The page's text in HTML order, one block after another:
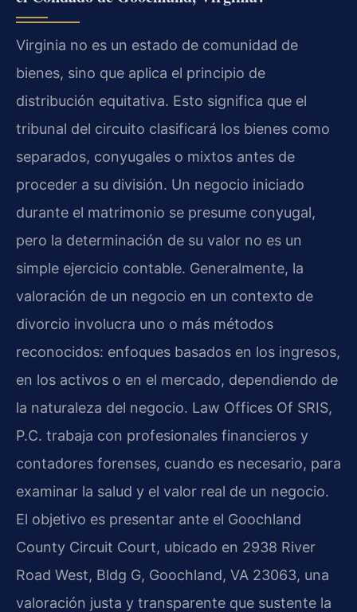
Virginia no es un estado de comunidad de
bienes, sino que aplica el principio de
distribución equitativa. Esto significa que el
tribunal del circuito clasificará los bienes como
separados, conyugales o mixtos antes de
proceder a su división. Un negocio iniciado
durante el matrimonio se presume conyugal,
pero la determinación de su valor no es un
simple ejercicio contable. Generalmente, la
valoración de un negocio en un contexto de
divorcio involucra uno o más métodos
reconocidos: enfoques basados en los ingresos,
en los activos o en el mercado, dependiendo de
la naturaleza del negocio. Law Offices Of SRIS,
P.C. trabaja con profesionales financieros y
contadores forenses, cuando es necesario, para
examinar la salud y el valor real de un negocio.
El objetivo es presentar ante el Goochland
County Circuit Court, ubicado en 2938 River
Road West, Bldg G, Goochland, VA 23063, una
valoración justa y transparente que sustente la